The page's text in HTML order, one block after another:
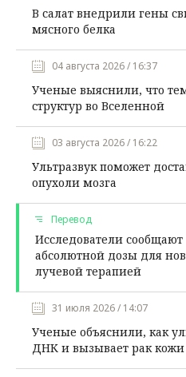
В салат внедрили гены
мясного белка
04 августа 2026 / 16:37
Ученые выяснили, что
структур во Вселенной
03 августа 2026 / 16:22
Ультразвук поможет
опухоли мозга
Перевод
Исследователи
абсолютной дозы для
лучевой терапией
31 июля 2026 / 14:07
Ученые объяснили, как
ДНК и вызывает рак кожи